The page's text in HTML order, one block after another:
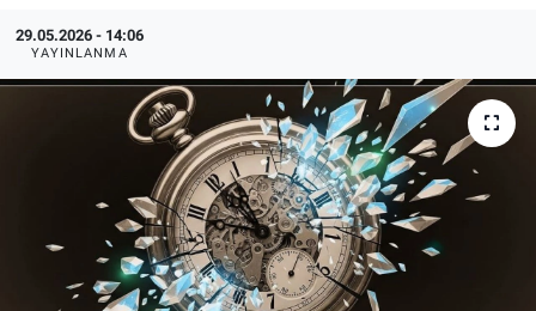
29.05.2026 - 14:06
YAYINLANMA
Yerel Haber
Politika
YAŞAM
RESMİ İLAN